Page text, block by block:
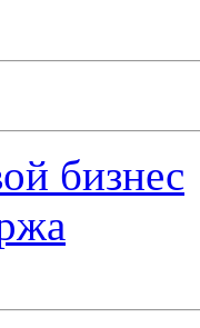
бизнес